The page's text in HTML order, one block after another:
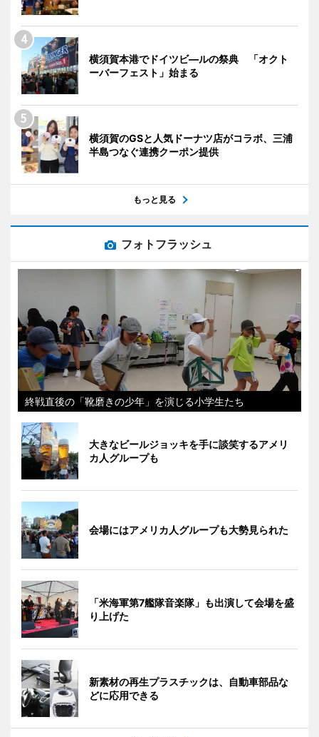
横須賀本港でドイツビ―ルの祭典 「オクト
ーバーフェスト」始まる
横須賀のGSと人気ドーナツ店がコラボ、三浦
半島つなぐ連携クーポン提供
もっと見る
フォトフラッシュ
終戦直後の「靴磨きの少年」を演じる小学生たち
大きなビールジョッキを手に談笑するアメリ
カ人グループも
会場にはアメリカ人グループも大勢見られた
「米海軍第7艦隊音楽隊」も出演して会場を盛
り上げた
新素材の再生プラスチックは、自動車部品な
どに応用できる